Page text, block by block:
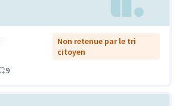
Non retenue par le tri
citoyen
9